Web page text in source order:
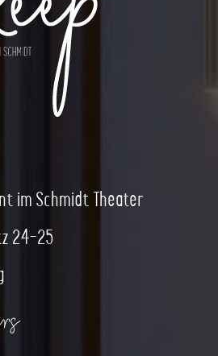
im Schmidt Theater
24-25